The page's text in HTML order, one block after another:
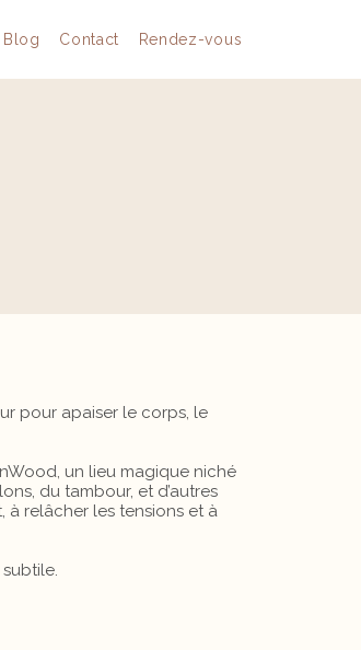
Blog Contact Rendez-vous
pour apaiser le corps, le
un lieu magique niché
du tambour, et d’autres
à relâcher les tensions et à